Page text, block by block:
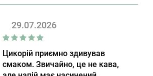
29.07.2026
Цикорій приємно здивував
смаком. Звичайно, це не кава,